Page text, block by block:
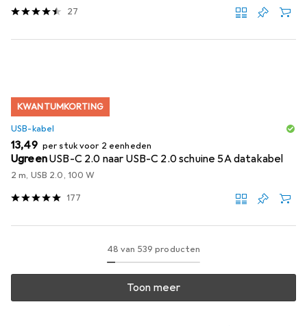
27
KWANTUMKORTING
USB-kabel
EUR
13,49 per stuk voor 2 eenheden
UgreenUSB-C 2.0 naar USB-C 2.0 schuine 5A datakabel
2 m, USB 2.0, 100 W
177
48 van 539 producten
Toon meer